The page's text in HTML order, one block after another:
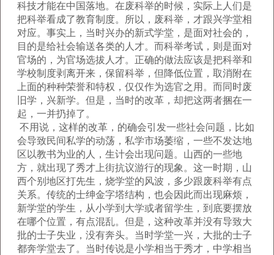
科技才能在中国落地。在废科举的时候，实际上人们是
把科举看成了教育制度。所以，废科举，才跟兴学堂相
对应。事实上，当时兴办的新式学堂，是面对社会的，
目的是给社会输送各类的人才。而科举考试，则是面对
官场的，为官场选拔人才。正确的做法应该是把科举和
学校制度剥离开来，保留科举，但降低位置，取消附在
上面的种种荣誉和特权，仅仅作为选官之用。而同时废
旧学，兴新学。但是，当时的改革，却把这两者捆在一
起，一并扔掉了。
不用说，这样的改革，的确会引发一些社会问题，比如
会导致民间私学的动荡，私学市场萎缩，一些不发达地
区以教书为业的人，生计会出现问题。山西的一些地
方，就出现了秀才上街抗议游行的现象。这一时期，山
西个别地区打先生，烧学堂的风波，多少跟废科举有点
关系。传统的士绅金字塔结构，也会因此而出现麻烦，
新学堂的学生，从小学到大学或者留学生，到底要摆放
在哪个位置，有点混乱。但是，这种改革并没有导致大
批的士子失业，没有奔头。当时学堂一兴，大批的士子
都奔学堂去了。当时传说是小学相当于秀才，中学相当